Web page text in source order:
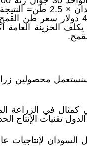
للاستهلاك المحلي البالغ 2مليون طن، ويمكن
يكلف الخزينة
سنستعمل محصولين
في الزراعة
تقنيات الإنتاج
لإنتاجيات